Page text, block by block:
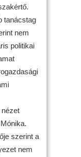
tanácstag
nem
politikai
szerint a
nem